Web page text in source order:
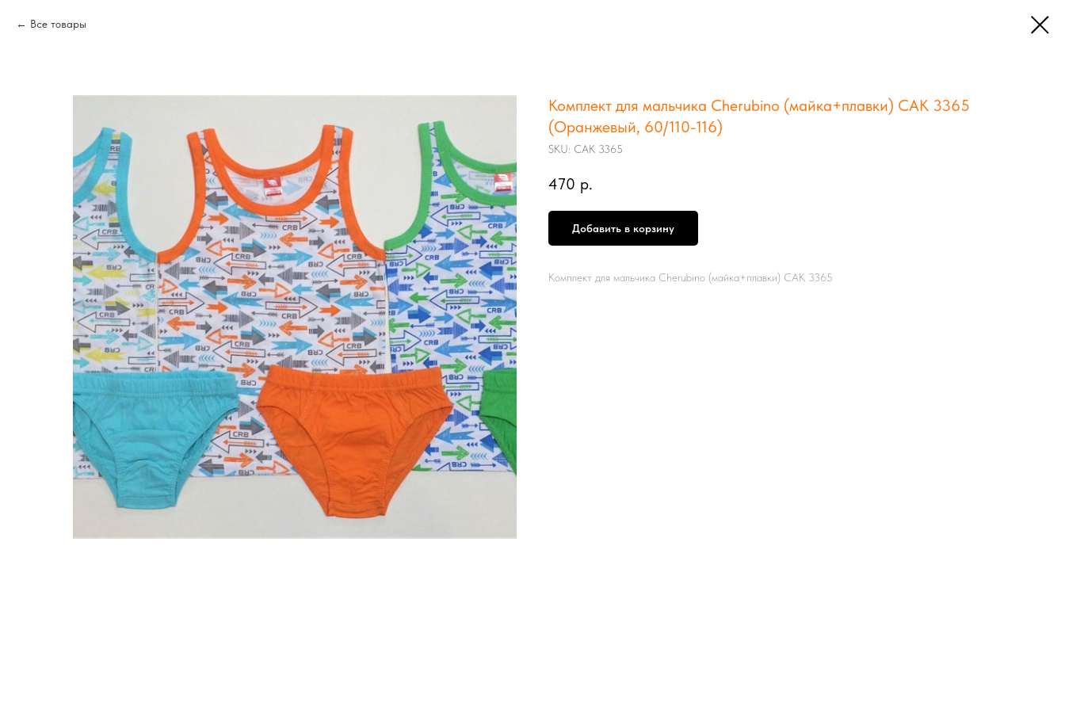
Все товары
Комплект для мальчика Cherubino (майка+плавки) CAK 3365
(Оранжевый, 60/110-116)
SKU: CAK 3365
470 р.
Добавить в корзину
Комплект для мальчика Cherubino (майка+плавки) CAK 3365